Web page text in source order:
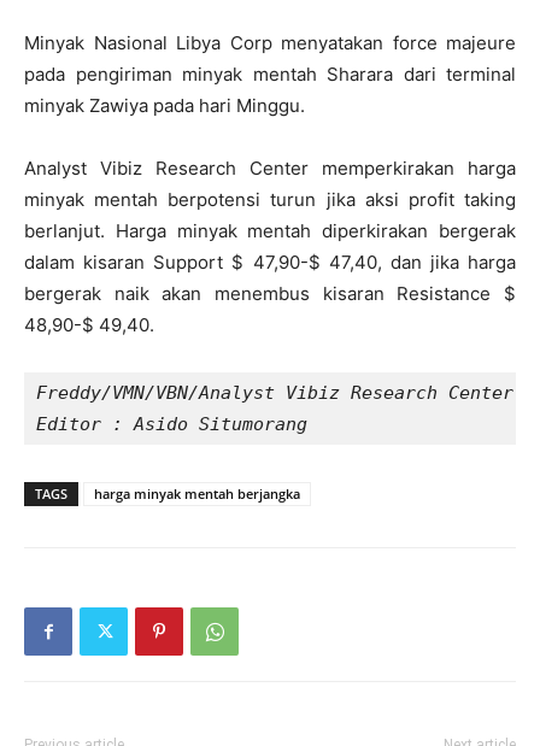
Minyak Nasional Libya Corp menyatakan force majeure
pada pengiriman minyak mentah Sharara dari terminal
minyak Zawiya pada hari Minggu.
Analyst Vibiz Research Center memperkirakan harga
minyak mentah berpotensi turun jika aksi profit taking
berlanjut. Harga minyak mentah diperkirakan bergerak
dalam kisaran Support $ 47,90-$ 47,40, dan jika harga
bergerak naik akan menembus kisaran Resistance $
48,90-$ 49,40.
Freddy/VMN/VBN/Analyst Vibiz Research Center
Editor : Asido Situmorang
TAGS harga minyak mentah berjangka